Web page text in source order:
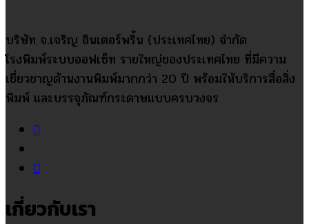
บริษัท จ.เจริญ อินเตอร์พริ้น (ประเทศไทย) จำกัด
โรงพิมพ์ระบบออฟเซ็ท รายใหญ่ของประเทศไทย ที่มีความ
เชี่ยวชาญด้านงานพิมพ์มากกว่า 20 ปี พร้อมให้บริการสื่อสิ่ง
พิมพ์ และบรรจุภัณฑ์กระดาษแบบครบวงจร
เกี่ยวกับเรา